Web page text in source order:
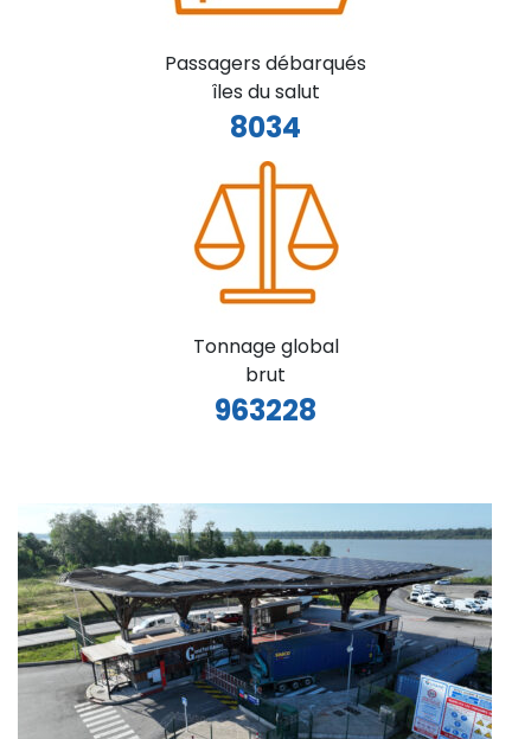
Passagers débarqués
îles du salut
8034
Tonnage global
brut
963228